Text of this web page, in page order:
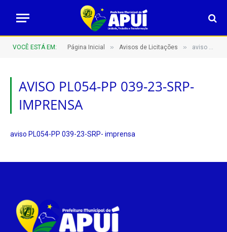
VOCÊ ESTÁ EM: Página Inicial » Avisos de Licitações » aviso PL054-PP 039-23-SRP- imprensa
AVISO PL054-PP 039-23-SRP-
IMPRENSA
aviso PL054-PP 039-23-SRP- imprensa